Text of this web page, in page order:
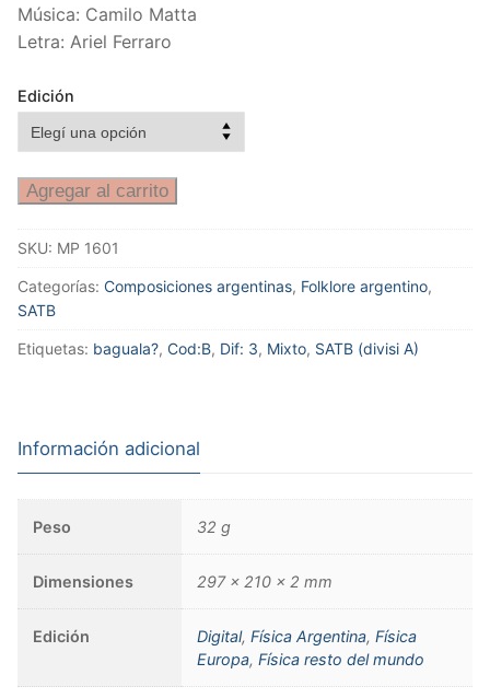
Música: Camilo Matta
Letra: Ariel Ferraro
Edición
Agregar al carrito
SKU: MP 1601
Categorías: Composiciones argentinas, Folklore argentino,
SATB
Etiquetas: baguala?, Cod:B, Dif: 3, Mixto, SATB (divisi A)
Información adicional
Peso 32 g
Dimensiones 297 × 210 × 2 mm
Edición Digital,Física Argentina,Física
Europa,Física resto del mundo